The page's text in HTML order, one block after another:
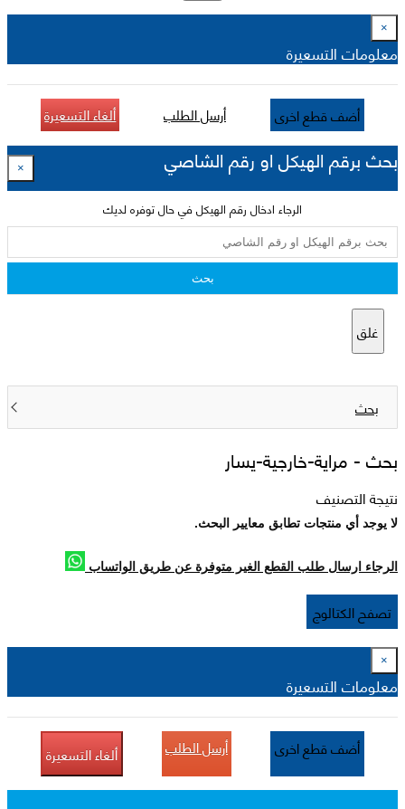
×
معلومات التسعيرة
أضف قطع اخرى أرسل الطلب ألغاء التسعيرة
بحث برقم الهيكل او رقم الشاصي ×
الرجاء ادخال رقم الهيكل في حال توفره لديك
بحث
غلق
بحث
بحث - مراية-خارجية-يسار
نتيجة التصنيف
لا يوجد أي منتجات تطابق معايير البحث.
الرجاء ارسال طلب القطع الغير متوفرة عن طريق الواتساب
تصفح الكتالوج
×
معلومات التسعيرة
أضف قطع اخرى أرسل الطلب ألغاء التسعيرة